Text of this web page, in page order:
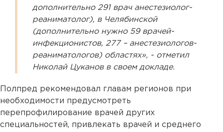
дополнительно 291 врач анестезиолог-
реаниматолог), в Челябинской
(дополнительно нужно 59 врачей-
инфекционистов, 277 – анестезиологов-
реаниматологов) областях», - отметил
Николай Цуканов в своем докладе.
Полпред рекомендовал главам регионов при
необходимости предусмотреть
перепрофилирование врачей других
специальностей, привлекать врачей и среднего